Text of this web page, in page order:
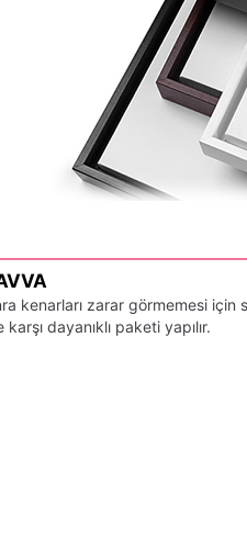
kenarları zarar görmemesi için
dayanıklı paketi yapılır.